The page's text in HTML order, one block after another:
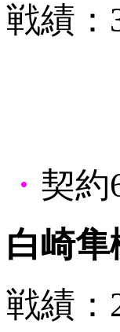
戦績：
・ 契約
白崎隼
戦績